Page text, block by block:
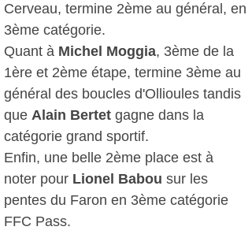
Cerveau, termine 2ème au général, en
3ème catégorie.
Quant à Michel Moggia, 3ème de la
1ère et 2ème étape, termine 3ème au
général des boucles d'Ollioules tandis
que Alain Bertet gagne dans la
catégorie grand sportif.
Enfin, une belle 2ème place est à
noter pour Lionel Babou sur les
pentes du Faron en 3ème catégorie
FFC Pass.